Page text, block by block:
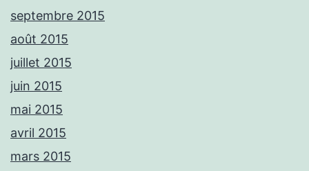
septembre 2015
août 2015
juillet 2015
juin 2015
mai 2015
avril 2015
mars 2015